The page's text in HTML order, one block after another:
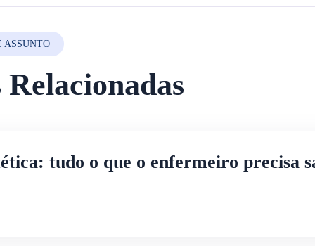
ASSUNTO
tudo o que o enfermeiro precisa